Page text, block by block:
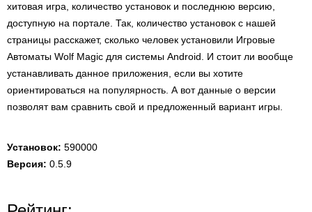
хитовая игра, количество установок и последнюю версию,
доступную на портале. Так, количество установок с нашей
страницы расскажет, сколько человек установили Игровые
Автоматы Wolf Magic для системы Android. И стоит ли вообще
устанавливать данное приложения, если вы хотите
ориентироваться на популярность. А вот данные о версии
позволят вам сравнить свой и предложенный вариант игры.
Установок: 590000
Версия: 0.5.9